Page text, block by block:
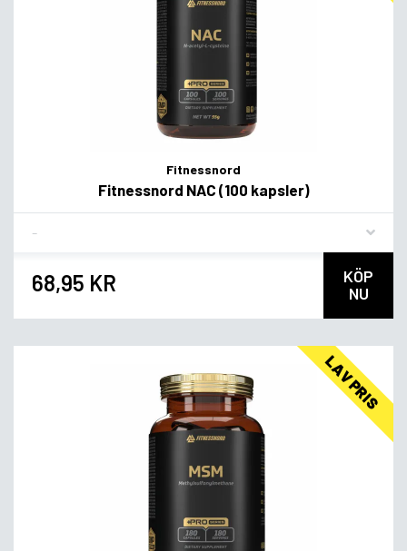
Fitnessnord
Fitnessnord NAC (100 kapsler)
68,95 KR
KÖP
NU
LAV PRIS